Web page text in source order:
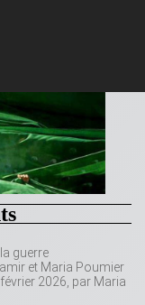
guerre
et Maria Poumier
2026, par Maria